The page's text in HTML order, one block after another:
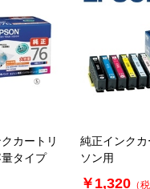
カートリ
タイプ
純正インク
ソン用
￥1,320 （